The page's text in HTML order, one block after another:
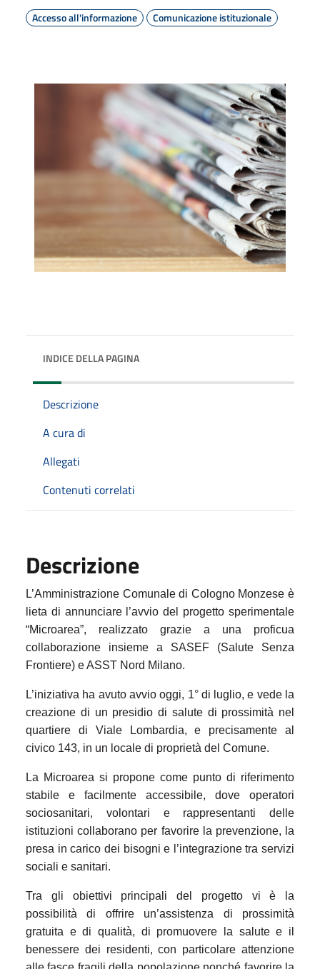
Accesso all'informazione
Comunicazione istituzionale
INDICE DELLA PAGINA
Descrizione
A cura di
Allegati
Contenuti correlati
Descrizione
L’Amministrazione Comunale di Cologno Monzese è
lieta di annunciare l’avvio del progetto sperimentale
“Microarea”, realizzato grazie a una proficua
collaborazione insieme a SASEF (Salute Senza
Frontiere) e ASST Nord Milano.
L’iniziativa ha avuto avvio oggi, 1° di luglio, e vede la
creazione di un presidio di salute di prossimità nel
quartiere di Viale Lombardia, e precisamente al
civico 143, in un locale di proprietà del Comune.
La Microarea si propone come punto di riferimento
stabile e facilmente accessibile, dove operatori
sociosanitari, volontari e rappresentanti delle
istituzioni collaborano per favorire la prevenzione, la
presa in carico dei bisogni e l’integrazione tra servizi
sociali e sanitari.
Tra gli obiettivi principali del progetto vi è la
possibilità di offrire un’assistenza di prossimità
gratuita e di qualità, di promuovere la salute e il
benessere dei residenti, con particolare attenzione